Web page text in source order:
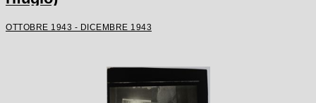
OTTOBRE 1943 - DICEMBRE 1943